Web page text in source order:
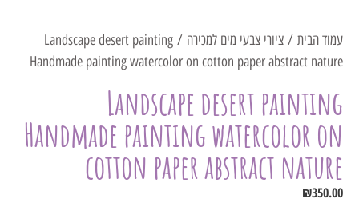
עמוד הבית / ציורי צבעי מים למכירה
/ Landscape desert painting
Handmade painting watercolor on cotton paper abstract nature
Landscape desert painting
Handmade painting watercolor on
cotton paper abstract nature
₪350.00